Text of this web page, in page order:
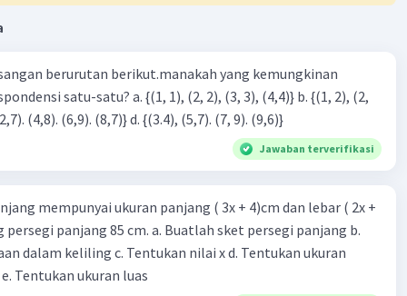
berurutan berikut.manakah yang kemungkinan
3), (3, 4). (4,5)} c. {(2,7). (4,8). (6,9). (8,7)} d. {(3.4), (5,7). (7, 9). (9,6)}
Jawaban terverifikasi
mempunyai ukuran panjang ( 3x + 4)cm dan lebar ( 2x +
persegi panjang 85 cm. a. Buatlah sket persegi panjang b.
dalam keliling c. Tentukan nilai x d. Tentukan ukuran
Tentukan ukuran luas